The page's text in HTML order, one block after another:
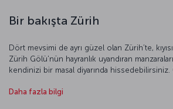
Bir bakışta Zürih
Dört mevsimi de ayrı güzel olan Zürih’te,
Zürih Gölü'nün hayranlık uyandıran
kendinizi bir masal diyarında
saygılı bir kentte olduğunuzu gösteren Zürih,
Daha fazla bilgi